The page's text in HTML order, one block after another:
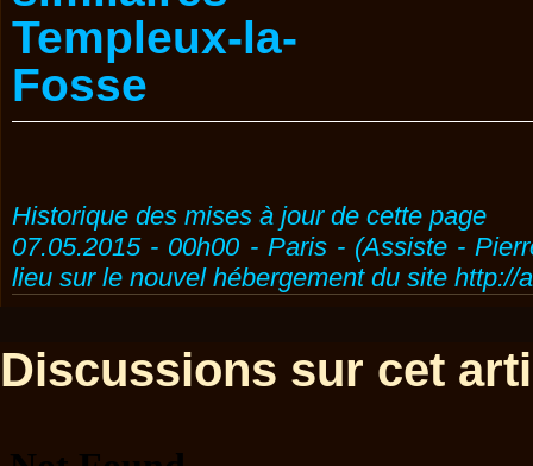
Historique des mises à jour de cette page
07.05.2015 - 00h00 - Paris - (Assiste -
lieu sur le nouvel hébergement du site http://
Discussions sur cet